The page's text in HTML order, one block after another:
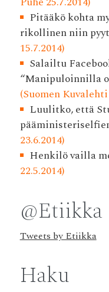
Pitääkö kohta
rikollinen niin
15.7.2014)
Salailtu
“Manipuloinnilla
(Suomen Kuvalehti
Luulitko, että
23.6.2014)
Henkilö vailla
22.5.2014)
@Etiikka
Tweets by Etiikka
Haku